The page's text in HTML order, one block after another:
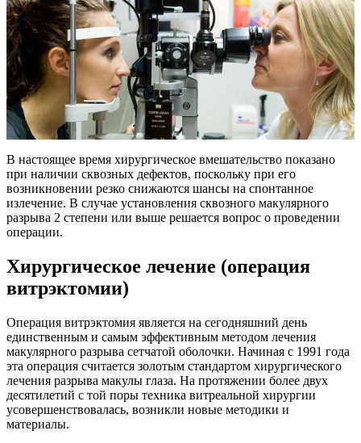
В настоящее время хирургическое вмешательство показано
при наличии сквозных дефектов, поскольку при его
возникновении резко снижаются шансы на спонтанное
излечение. В случае установления сквозного макулярного
разрыва 2 степени или выше решается вопрос о проведении
операции.
Хирургическое лечение (операция
витрэктомии)
Операция витрэктомия является на сегодняшний день
единственным и самым эффективным методом лечения
макулярного разрыва сетчатой оболочки. Начиная с 1991 года
эта операция считается золотым стандартом хирургического
лечения разрыва макулы глаза. На протяжении более двух
десятилетий с той поры техника витреальной хирургии
усовершенствовалась, возникли новые методики и
материалы.